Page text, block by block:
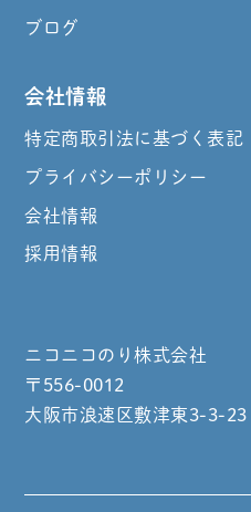
ブログ
会社情報
特定商取引法に基づく表記
プライバシーポリシー
会社情報
採用情報
ニコニコのり株式会社
〒556-0012
大阪市浪速区敷津東3-3-23